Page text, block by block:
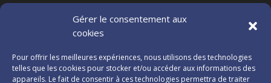
Gérer le consentement aux
cookies
Pour offrir les meilleures expériences, nous utilisons des technologies
telles que les cookies pour stocker et/ou accéder aux informations des
appareils. Le fait de consentir à ces technologies permettra de traiter
Page Facebook dédiée au Feldenkrais à Hélixes
NOS PARTENAIRES